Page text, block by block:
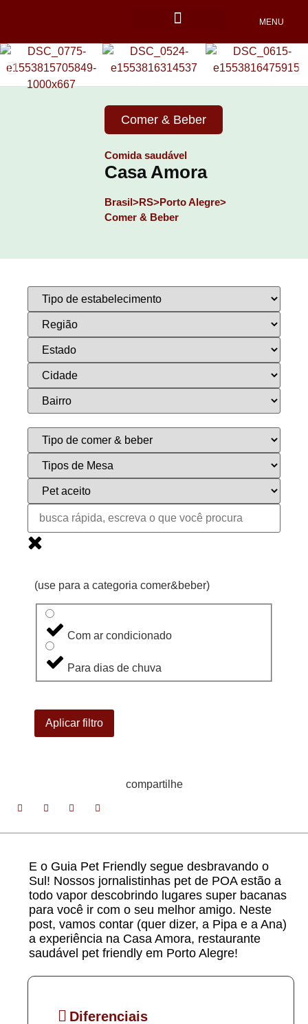
MENU
Comer & Beber
Comida saudável
Casa Amora
Brasil>RS>Porto Alegre>
Comer & Beber
(use para a categoria comer&beber)
Com ar condicionado
Para dias de chuva
Aplicar filtro
compartilhe
E o Guia Pet Friendly segue desbravando o
Sul! Nossos jornalistinhas pet de POA estão a
todo vapor descobrindo lugares super bacanas
para você ir com o seu melhor amigo. Neste
post, vamos contar (quer dizer, a Pipa e a Ana)
a experiência na Casa Amora, restaurante
saudável pet friendly em Porto Alegre!
Diferenciais